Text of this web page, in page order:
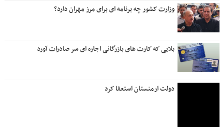
وزارت کشور چه برنامه ای برای مرز مهران دارد؟
بلایی که کارت های بازرگانی اجاره ای سر صادرات آورد
دولت ارمنستان استعفا کرد